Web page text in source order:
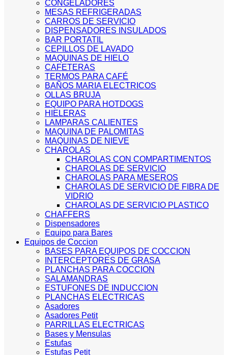
CONGELADORES
MESAS REFRIGERADAS
CARROS DE SERVICIO
DISPENSADORES INSULADOS
BAR PORTATIL
CEPILLOS DE LAVADO
MAQUINAS DE HIELO
CAFETERAS
TERMOS PARA CAFÉ
BAÑOS MARIA ELECTRICOS
OLLAS BRUJA
EQUIPO PARA HOTDOGS
HIELERAS
LAMPARAS CALIENTES
MAQUINA DE PALOMITAS
MAQUINAS DE NIEVE
CHAROLAS
CHAROLAS CON COMPARTIMENTOS
CHAROLAS DE SERVICIO
CHAROLAS PARA MESEROS
CHAROLAS DE SERVICIO DE FIBRA DE
VIDRIO
CHAROLAS DE SERVICIO PLASTICO
CHAFFERS
Dispensadores
Equipo para Bares
Equipos de Coccion
BASES PARA EQUIPOS DE COCCION
INTERCEPTORES DE GRASA
PLANCHAS PARA COCCION
SALAMANDRAS
ESTUFONES DE INDUCCION
PLANCHAS ELECTRICAS
Asadores
Asadores Petit
PARRILLAS ELECTRICAS
Bases y Mensulas
Estufas
Estufas Petit